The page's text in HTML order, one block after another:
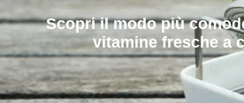
Scopri il modo più
vitamine fresche a